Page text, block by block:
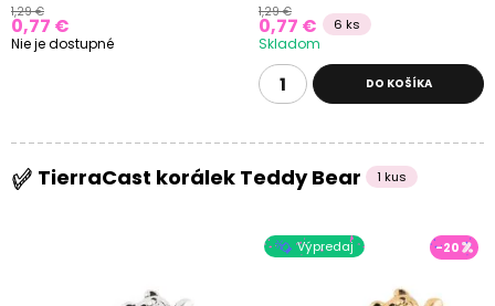
1,29 €
0,77 €
Nie je dostupné
1,29 €
0,77 € 6 ks
Skladom
DO KOŠÍKA
TierraCast korálek Teddy Bear 1 kus
Výpredaj -20